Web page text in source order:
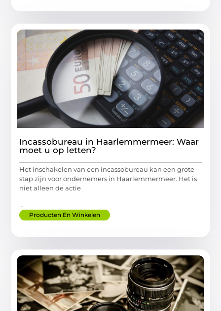
Incassobureau in Haarlemmermeer: Waar
moet u op letten?
Het inschakelen van een incassobureau kan een grote
stap zijn voor ondernemers in Haarlemmermeer. Het is
niet alleen de actie
...
Producten En Winkelen